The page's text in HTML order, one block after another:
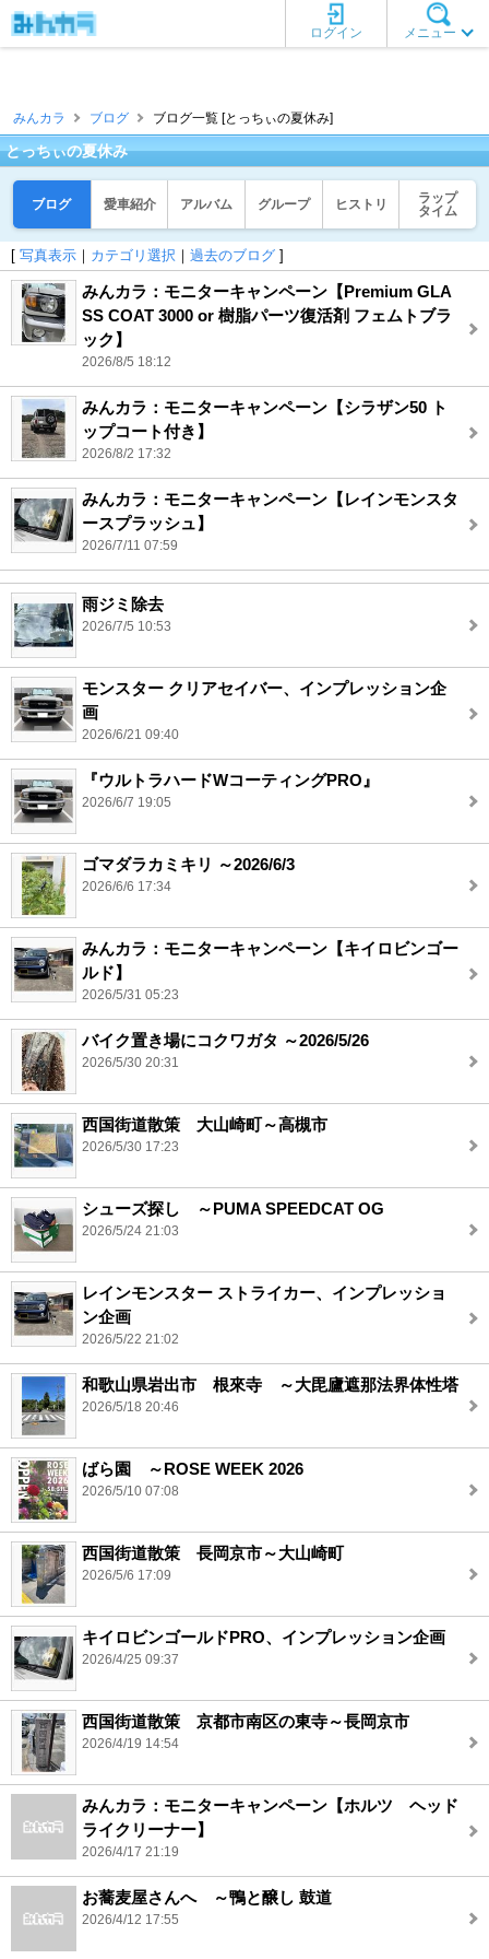
メニュー
ログイン
みんカラ ブログ ブログ一覧 [とっちぃの夏休み]
とっちぃの夏休み
ブログ 愛車紹介 アルバム グループ ヒストリ
ラップ
タイム
[ 写真表示 ｜ カテゴリ選択 ｜ 過去のブログ ]
みんカラ：モニターキャンペーン【Premium GLA
SS COAT 3000 or 樹脂パーツ復活剤 フェムトブラ
ック】
2026/8/5 18:12
みんカラ：モニターキャンペーン【シラザン50 ト
ップコート付き】
2026/8/2 17:32
みんカラ：モニターキャンペーン【レインモンスタ
ースプラッシュ】
2026/7/11 07:59
雨ジミ除去
2026/7/5 10:53
モンスター クリアセイバー、インプレッション企
画
2026/6/21 09:40
『ウルトラハードWコーティングPRO』
2026/6/7 19:05
ゴマダラカミキリ ～2026/6/3
2026/6/6 17:34
みんカラ：モニターキャンペーン【キイロビンゴー
ルド】
2026/5/31 05:23
バイク置き場にコクワガタ ～2026/5/26
2026/5/30 20:31
西国街道散策 大山崎町～高槻市
2026/5/30 17:23
シューズ探し ～PUMA SPEEDCAT OG
2026/5/24 21:03
レインモンスター ストライカー、インプレッショ
ン企画
2026/5/22 21:02
和歌山県岩出市 根來寺 ～大毘廬遮那法界体性塔
2026/5/18 20:46
ばら園 ～ROSE WEEK 2026
2026/5/10 07:08
西国街道散策 長岡京市～大山崎町
2026/5/6 17:09
キイロビンゴールドPRO、インプレッション企画
2026/4/25 09:37
西国街道散策 京都市南区の東寺～長岡京市
2026/4/19 14:54
みんカラ：モニターキャンペーン【ホルツ ヘッド
ライクリーナー】
2026/4/17 21:19
お蕎麦屋さんへ ～鴨と醸し 鼓道
2026/4/12 17:55